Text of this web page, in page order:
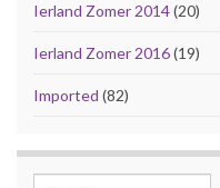
Ierland Zomer 2014(20)
Ierland Zomer 2016(19)
Imported (82)